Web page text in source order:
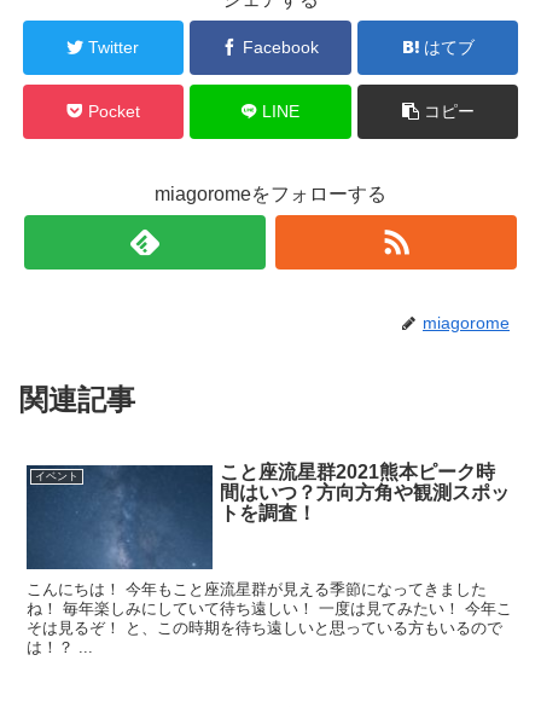
Twitter Facebook はてブ
Pocket LINE コピー
miagoromeをフォローする
miagorome
関連記事
イベント
こと座流星群2021熊本ピーク時
間はいつ？方向方角や観測スポッ
トを調査！
こんにちは！ 今年もこと座流星群が見える季節になってきました
ね！ 毎年楽しみにしていて待ち遠しい！ 一度は見てみたい！ 今年こ
そは見るぞ！ と、この時期を待ち遠しいと思っている方もいるので
は！？ ...